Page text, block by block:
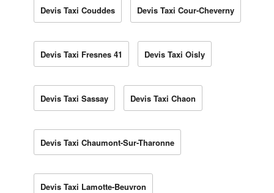
Devis Taxi Couddes Devis Taxi Cour-Cheverny
Devis Taxi Fresnes 41 Devis Taxi Oisly
Devis Taxi Sassay Devis Taxi Chaon
Devis Taxi Chaumont-Sur-Tharonne
Devis Taxi Lamotte-Beuvron